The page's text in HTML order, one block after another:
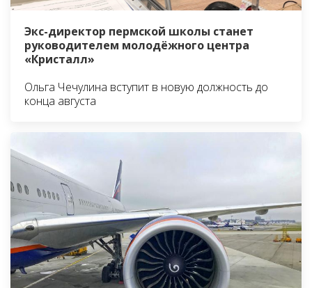
Экс-директор пермской школы станет
руководителем молодёжного центра
«Кристалл»
Ольга Чечулина вступит в новую должность до
конца августа